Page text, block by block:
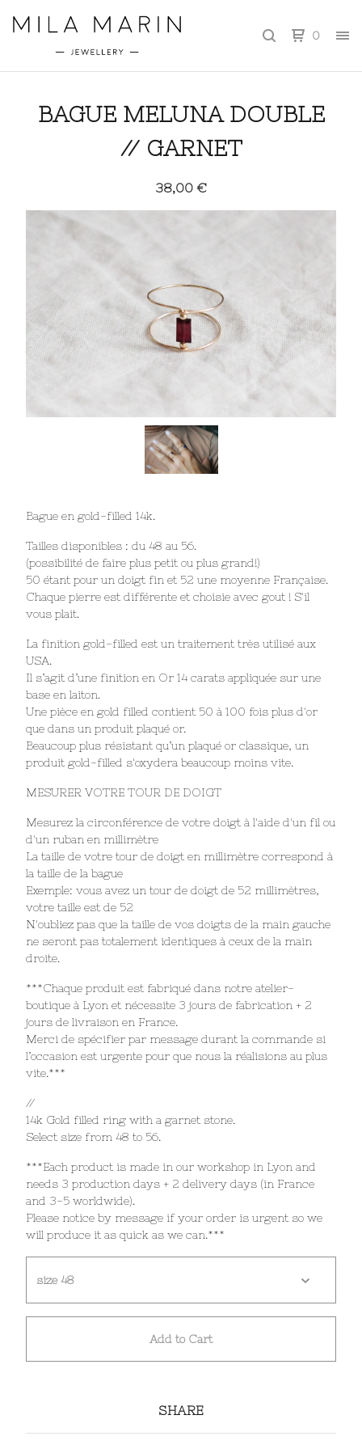
0
BAGUE MELUNA DOUBLE
// GARNET
38,00 €
Bague en gold-filled 14k.
Tailles disponibles : du 48 au 56.
(possibilité de faire plus petit ou plus grand!)
50 étant pour un doigt fin et 52 une moyenne Française.
Chaque pierre est différente et choisie avec gout ! S'il
vous plait.
La finition gold-filled est un traitement très utilisé aux
USA.
Il s’agit d’une finition en Or 14 carats appliquée sur une
base en laiton.
Une pièce en gold filled contient 50 à 100 fois plus d'or
que dans un produit plaqué or.
Beaucoup plus résistant qu’un plaqué or classique, un
produit gold-filled s'oxydera beaucoup moins vite.
MESURER VOTRE TOUR DE DOIGT
Mesurez la circonférence de votre doigt à l'aide d'un fil ou
d'un ruban en millimètre
La taille de votre tour de doigt en millimètre correspond à
la taille de la bague
Exemple: vous avez un tour de doigt de 52 millimètres,
votre taille est de 52
N'oubliez pas que la taille de vos doigts de la main gauche
ne seront pas totalement identiques à ceux de la main
droite.
***Chaque produit est fabriqué dans notre atelier-
boutique à Lyon et nécessite 3 jours de fabrication + 2
jours de livraison en France.
Merci de spécifier par message durant la commande si
l’occasion est urgente pour que nous la réalisions au plus
vite.***
//
14k Gold filled ring with a garnet stone.
Select size from 48 to 56.
***Each product is made in our workshop in Lyon and
needs 3 production days + 2 delivery days (in France
and 3-5 worldwide).
Please notice by message if your order is urgent so we
will produce it as quick as we can.***
Add to Cart
SHARE